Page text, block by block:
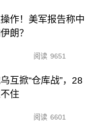
作！美军报告称中
朗？
阅读 9651
互掀“仓库战”，28
住
阅读 6601